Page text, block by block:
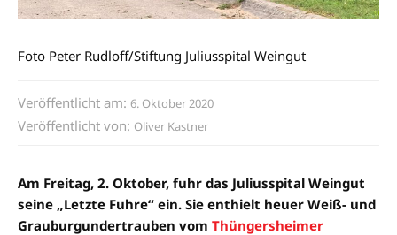
Foto Peter Rudloff/Stiftung Juliusspital Weingut
Veröffentlicht am: 6. Oktober 2020
Veröffentlicht von: Oliver Kastner
Am Freitag, 2. Oktober, fuhr das Juliusspital Weingut
seine „Letzte Fuhre“ ein. Sie enthielt heuer Weiß- und
Grauburgundertrauben vom Thüngersheimer